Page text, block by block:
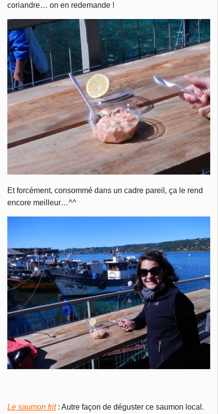
coriandre… on en redemande !
Et forcément, consommé dans un cadre pareil, ça le rend
encore meilleur…^^
Le saumon frit : Autre façon de déguster ce saumon local.